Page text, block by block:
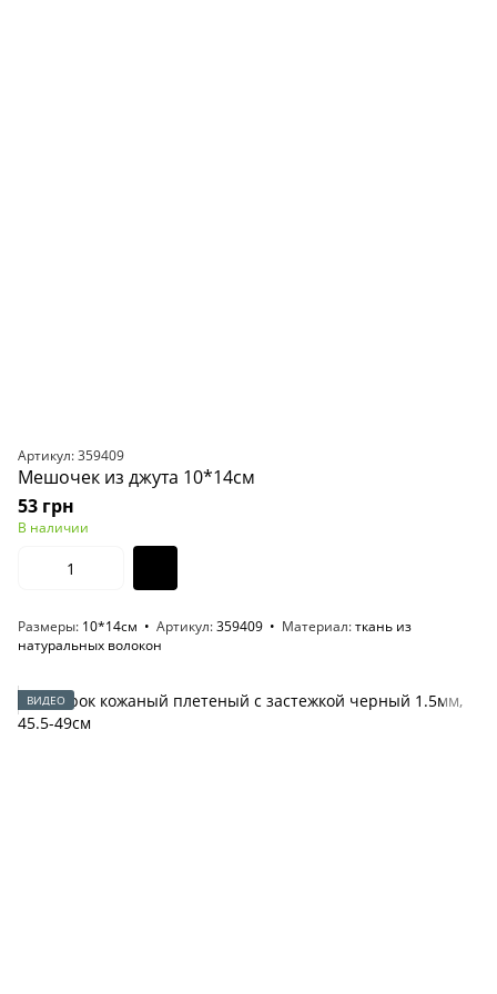
Артикул: 359409
Мешочек из джута 10*14см
53 грн
В наличии
Размеры 10*14см Артикул 359409 Материал ткань из
натуральных волокон
ВИДЕО